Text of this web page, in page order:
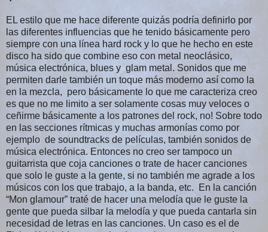
EL estilo que me hace diferente quizás podría definirlo por
las diferentes influencias que he tenido básicamente pero
siempre con una línea hard rock y lo que he hecho en este
disco ha sido que combine eso con metal neoclásico,
música electrónica, blues y glam metal. Sonidos que me
permiten darle también un toque más moderno así como la
en la mezcla, pero básicamente lo que me caracteriza creo
es que no me limito a ser solamente cosas muy veloces o
ceñirme básicamente a los patrones del rock, no! Sobre todo
en las secciones rítmicas y muchas armonías como por
ejemplo de soundtracks de películas, también sonidos de
música electrónica. Entonces no creo ser tampoco un
guitarrista que coja canciones o trate de hacer canciones
que solo le guste a la gente, si no también me agrade a los
músicos con los que trabajo, a la banda, etc. En la canción
“Mon glamour” traté de hacer una melodía que le guste la
gente que pueda silbar la melodía y que pueda cantarla sin
necesidad de letras en las canciones. Un caso es el de